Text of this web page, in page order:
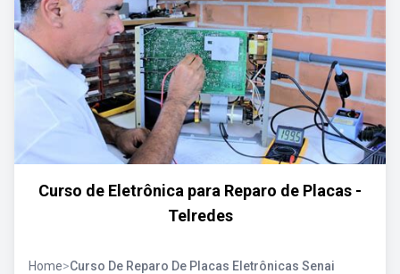
Curso de Eletrônica para Reparo de Placas -
Telredes
Home>Curso De Reparo De Placas Eletrônicas Senai